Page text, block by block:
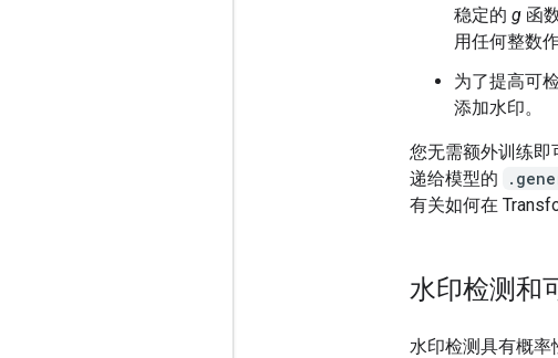
稳定的 g 函
用任何整数
为了提高可
添加水印。
您无需额外训练即
递给模型的
有关如何在
水印检测和
水印检测具有概率